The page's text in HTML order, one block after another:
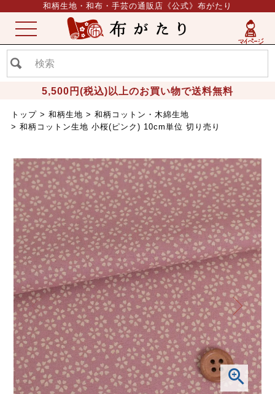
和柄生地・和布・手芸の通販店《公式》布がたり
5,500円(税込)以上のお買い物で送料無料
ME
NU
トップ 和柄生地
和柄コットン・木綿生地
和柄コットン生地 小桜(ピンク) 10cm単位 切り売り